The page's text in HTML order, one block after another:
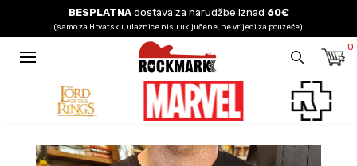
BESPLATNAdostava za narudžbe iznad 60€
(samo za Hrvatsku, ulaznice nisu uključene, ne vrijedi za pouzeće)
0